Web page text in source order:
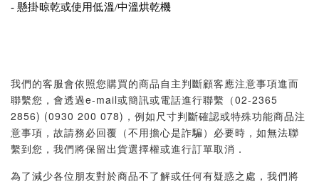
- 懸掛晾乾或使用低溫/中溫烘乾機
我們的客服會依照您購買的商品自主判斷顧客應注意事項進而
聯繫您，會透過e-mail或簡訊或電話進行聯繫（02-2365
2856) (0930 200 078)，例如尺寸判斷確認或特殊功能商品注
意事項，故請務必回覆（不用擔心是詐騙）必要時，如無法聯
繫到您，我們將保留出貨選擇權或進行訂單取消．
為了減少各位朋友對於商品不了解或任何有疑惑之處，我們將